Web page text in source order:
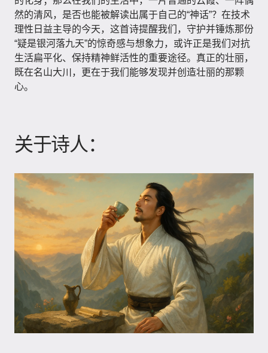
然的清风，是否也能被解读出属于自己的“神话”？在技术
理性日益主导的今天，这首诗提醒我们，守护并锤炼那份
“疑是银河落九天”的惊奇感与想象力，或许正是我们对抗
生活扁平化、保持精神鲜活性的重要途径。真正的壮丽，
既在名山大川，更在于我们能够发现并创造壮丽的那颗
心。
关于诗人：